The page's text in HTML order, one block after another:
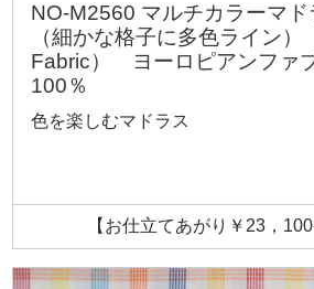
NO-M2560 マルチカラーマド
（細かな格子に多色ライン）
Fabric） ヨーロピアンファ
100％
色を楽しむマドラス
【お仕立てあがり￥23，